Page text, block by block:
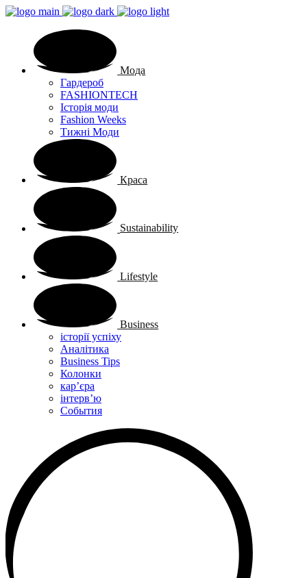
Мода
Гардероб
FASHIONTECH
Історія моди
Fashion Weeks
Тижні Моди
Краса
Sustainability
Lifestyle
Business
історії успіху
Аналітика
Business Tips
Колонки
кар’єра
інтерв’ю
Cобытия